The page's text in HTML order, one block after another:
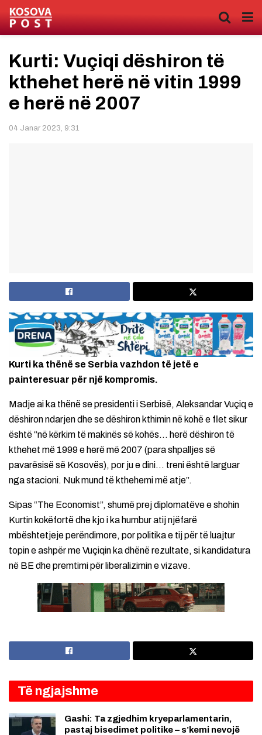
Kurti: Vuçiqi dëshiron të
kthehet herë në vitin 1999
e herë në 2007
04 Janar 2023, 9:31
Kurti ka thënë se Serbia vazhdon të jetë e
painteresuar për një kompromis.
Madje ai ka thënë se presidenti i Serbisë, Aleksandar Vuçiq e
dëshiron ndarjen dhe se dëshiron kthimin në kohë e flet sikur
është “në kërkim të makinës së kohës… herë dëshiron të
kthehet më 1999 e herë më 2007 (para shpalljes së
pavarësisë së Kosovës), por ju e dini… treni është larguar
nga stacioni. Nuk mund të kthehemi më atje”.
Sipas “The Economist”, shumë prej diplomatëve e shohin
Kurtin kokëfortë dhe kjo i ka humbur atij njëfarë
mbështetjeje perëndimore, por politika e tij për të luajtur
topin e ashpër me Vuçiqin ka dhënë rezultate, si kandidatura
në BE dhe premtimi për liberalizimin e vizave.
Të ngjajshme
Gashi: Ta zgjedhim kryeparlamentarin,
pastaj bisedimet politike – s’kemi nevojë